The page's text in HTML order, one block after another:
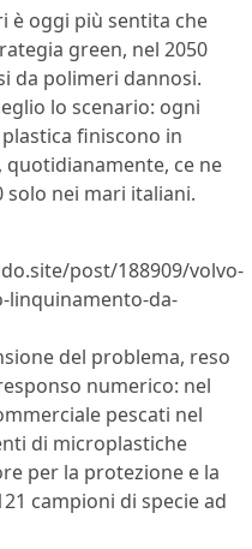
è oggi più sentita che
green, nel 2050
da polimeri dannosi.
lo scenario: ogni
finiscono in
ce ne
solo nei mari italiani.
post/188909/volvo-
linquinamento-da-
del problema, reso
numerico: nel
pescati nel
di microplastiche
per la protezione e la
campioni di specie ad